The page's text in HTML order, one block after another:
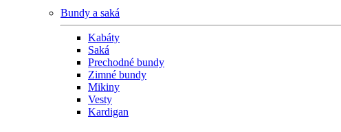
Bundy a saká
Kabáty
Saká
Prechodné bundy
Zimné bundy
Mikiny
Vesty
Kardigan